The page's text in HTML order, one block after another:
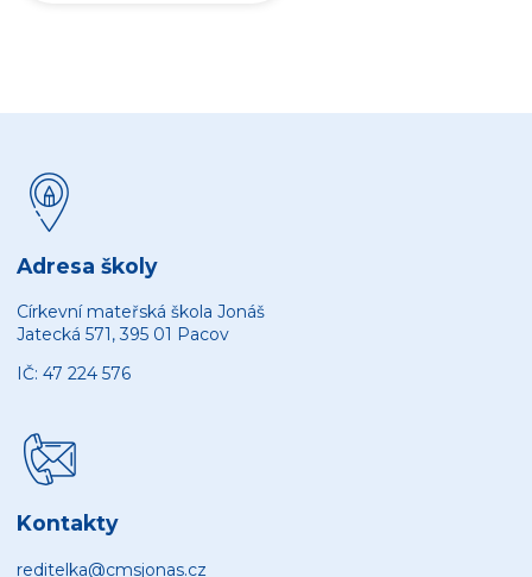
Adresa školy
Církevní mateřská škola Jonáš
Jatecká 571, 395 01 Pacov
IČ: 47 224 576
Kontakty
reditelka@cmsjonas.cz